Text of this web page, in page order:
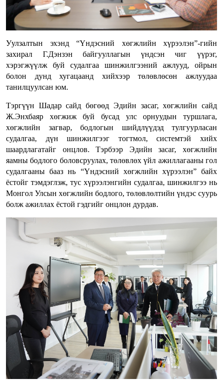
Уулзалтын эхэнд “Үндэсний хөгжлийн хүрээлэн”-гийн
захирал Г.Дэнзэн байгууллагын үндсэн чиг үүрэг,
хэрэгжүүлж буй судалгаа шинжилгээний ажлууд, ойрын
болон дунд хугацаанд хийхээр төлөвлөсөн ажлуудаа
танилцуулсан юм.
Тэргүүн Шадар сайд бөгөөд Эдийн засаг, хөгжлийн сайд
Ж.Энхбаяр хөгжиж буй бусад улс орнуудын туршлага,
хөгжлийн загвар, бодлогын шийдлүүдэд тулгуурласан
судалгаа, дүн шинжилгээг тогтмол, системтэй хийх
шаардлагатайг онцлов. Тэрбээр Эдийн засаг, хөгжлийн
яамны бодлого боловсруулах, төлөвлөх үйл ажиллагааны гол
судалгааны бааз нь “Үндэсний хөгжлийн хүрээлэн” байх
ёстойг тэмдэглэж, тус хүрээлэнгийн судалгаа, шинжилгээ нь
Монгол Улсын хөгжлийн бодлого, төлөвлөлтийн үндэс суурь
болж ажиллах ёстой гэдгийг онцлон дурдав.